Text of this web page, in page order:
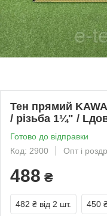
Тен прямий
/ різьба 1¼" /
Готово до відправки
Код: 2900
Опт і
488 ₴
482 ₴ від 2 шт. 450